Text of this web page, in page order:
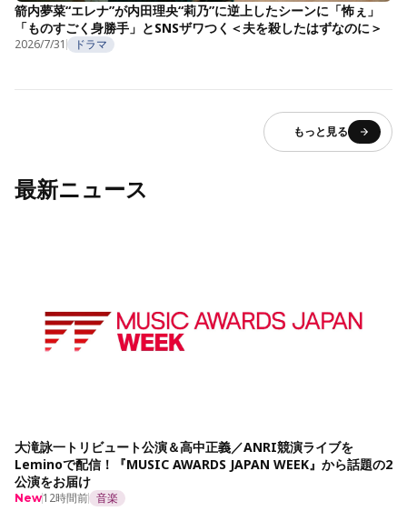
箭内夢菜“エレナ”が内田理央“莉乃”に逆上したシーンに「怖ぇ」
「ものすごく身勝手」とSNSザワつく＜夫を殺したはずなのに＞
2026/7/31 ドラマ
もっと見る
最新ニュース
大滝詠一トリビュート公演＆高中正義／ANRI競演ライブを
Leminoで配信！『MUSIC AWARDS JAPAN WEEK』から話題の2
公演をお届け
New12時間前 音楽